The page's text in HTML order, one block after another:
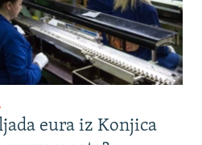
eura iz Konjica